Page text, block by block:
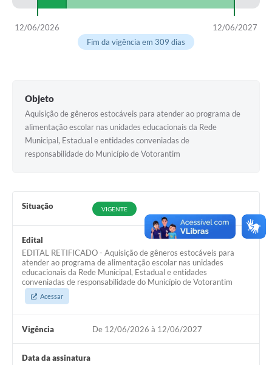
COVID - 19
Ouvidoria
Uso de Internet e Recursos de Informática
Arquivos para Download
Arborização urbana
Manual para arquivo de remessa – NFSe
Lei de Acesso à Informação
Galeria de Vídeos
Legislação
Notícias
Contato
12/06/2026
12/06/2027
Fim da vigência em 309 dias
Objeto
Aquisição de gêneros estocáveis para atender ao programa de
alimentação escolar nas unidades educacionais da Rede
Municipal, Estadual e entidades conveniadas de
responsabilidade do Município de Votorantim
Situação VIGENTE
Edital
EDITAL RETIFICADO - Aquisição de gêneros estocáveis para
atender ao programa de alimentação escolar nas unidades
educacionais da Rede Municipal, Estadual e entidades
conveniadas de responsabilidade do Município de Votorantim
Acessar
Vigência De 12/06/2026 à 12/06/2027
Data da assinatura